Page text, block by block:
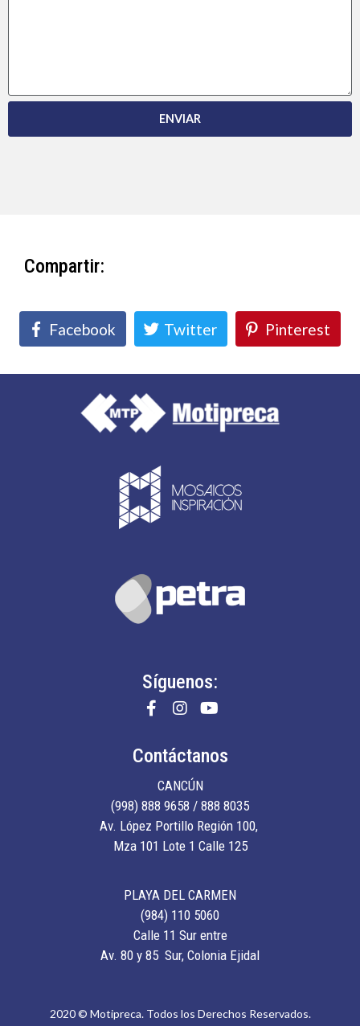
ENVIAR
Compartir:
Facebook Twitter Pinterest
Síguenos:
Contáctanos
CANCÚN
(998) 888 9658 / 888 8035
Av. López Portillo Región 100,
Mza 101 Lote 1 Calle 125
PLAYA DEL CARMEN
(984) 110 5060
Calle 11 Sur entre
Av. 80 y 85 Sur, Colonia Ejidal
2020 © Motipreca. Todos los Derechos Reservados.